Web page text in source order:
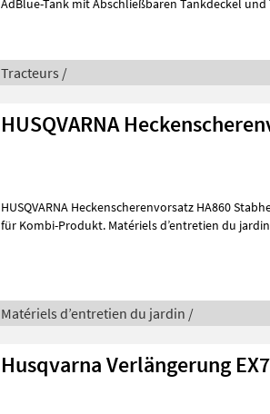
AdBlue-Tank mit Abschließbaren Tankdeckel und
Tracteurs /
HUSQVARNA
HUSQVARNA Heckenscherenvorsatz HA860 Stabheckenscherenvorsatz
für Kombi-Produkt. Matériels d’entretien du jardin Matériels d’entretien
Matériels d’entretien du jardin /
Husqvarna Verlängerung